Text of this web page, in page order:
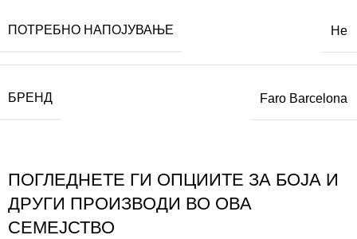
ПОТРЕБНО НАПОЈУВАЊЕ Не
БРЕНД Faro Barcelona
ПОГЛЕДНЕТЕ ГИ ОПЦИИТЕ ЗА БОЈА И
ДРУГИ ПРОИЗВОДИ ВО ОВА
СЕМЕЈСТВО